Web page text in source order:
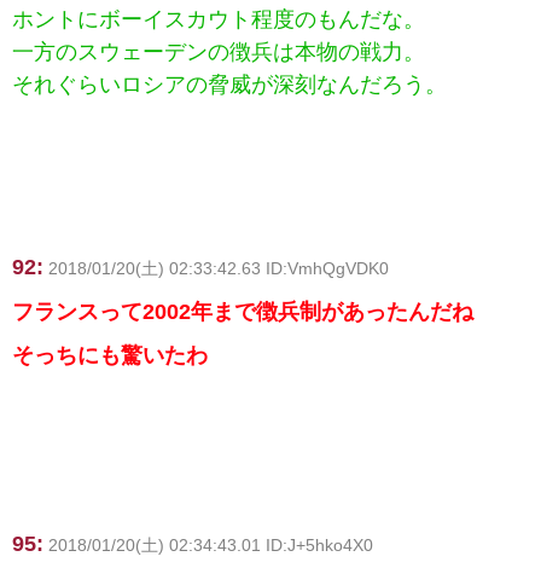
ホントにボーイスカウト程度のもんだな。
一方のスウェーデンの徴兵は本物の戦力。
それぐらいロシアの脅威が深刻なんだろう。
92: 2018/01/20(土) 02:33:42.63 ID:VmhQgVDK0
フランスって2002年まで徴兵制があったんだね
そっちにも驚いたわ
95: 2018/01/20(土) 02:34:43.01 ID:J+5hko4X0